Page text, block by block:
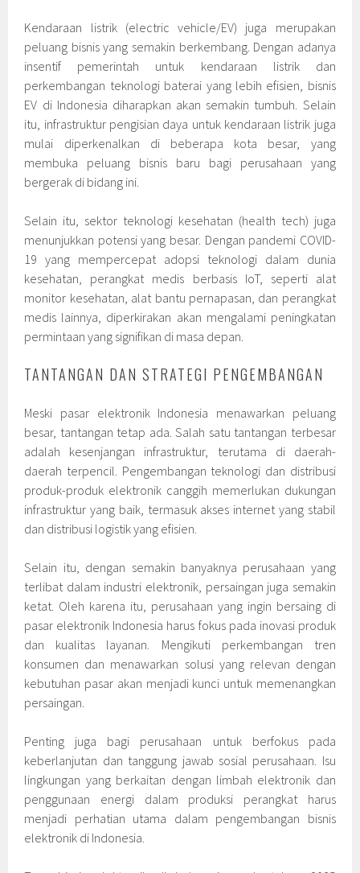
Kendaraan listrik (electric vehicle/EV) juga merupakan
peluang bisnis yang semakin berkembang. Dengan adanya
insentif pemerintah untuk kendaraan listrik dan
perkembangan teknologi baterai yang lebih efisien, bisnis
EV di Indonesia diharapkan akan semakin tumbuh. Selain
itu, infrastruktur pengisian daya untuk kendaraan listrik juga
mulai diperkenalkan di beberapa kota besar, yang
membuka peluang bisnis baru bagi perusahaan yang
bergerak di bidang ini.
Selain itu, sektor teknologi kesehatan (health tech) juga
menunjukkan potensi yang besar. Dengan pandemi COVID-
19 yang mempercepat adopsi teknologi dalam dunia
kesehatan, perangkat medis berbasis IoT, seperti alat
monitor kesehatan, alat bantu pernapasan, dan perangkat
medis lainnya, diperkirakan akan mengalami peningkatan
permintaan yang signifikan di masa depan.
TANTANGAN DAN STRATEGI PENGEMBANGAN
Meski pasar elektronik Indonesia menawarkan peluang
besar, tantangan tetap ada. Salah satu tantangan terbesar
adalah kesenjangan infrastruktur, terutama di daerah-
daerah terpencil. Pengembangan teknologi dan distribusi
produk-produk elektronik canggih memerlukan dukungan
infrastruktur yang baik, termasuk akses internet yang stabil
dan distribusi logistik yang efisien.
Selain itu, dengan semakin banyaknya perusahaan yang
terlibat dalam industri elektronik, persaingan juga semakin
ketat. Oleh karena itu, perusahaan yang ingin bersaing di
pasar elektronik Indonesia harus fokus pada inovasi produk
dan kualitas layanan. Mengikuti perkembangan tren
konsumen dan menawarkan solusi yang relevan dengan
kebutuhan pasar akan menjadi kunci untuk memenangkan
persaingan.
Penting juga bagi perusahaan untuk berfokus pada
keberlanjutan dan tanggung jawab sosial perusahaan. Isu
lingkungan yang berkaitan dengan limbah elektronik dan
penggunaan energi dalam produksi perangkat harus
menjadi perhatian utama dalam pengembangan bisnis
elektronik di Indonesia.